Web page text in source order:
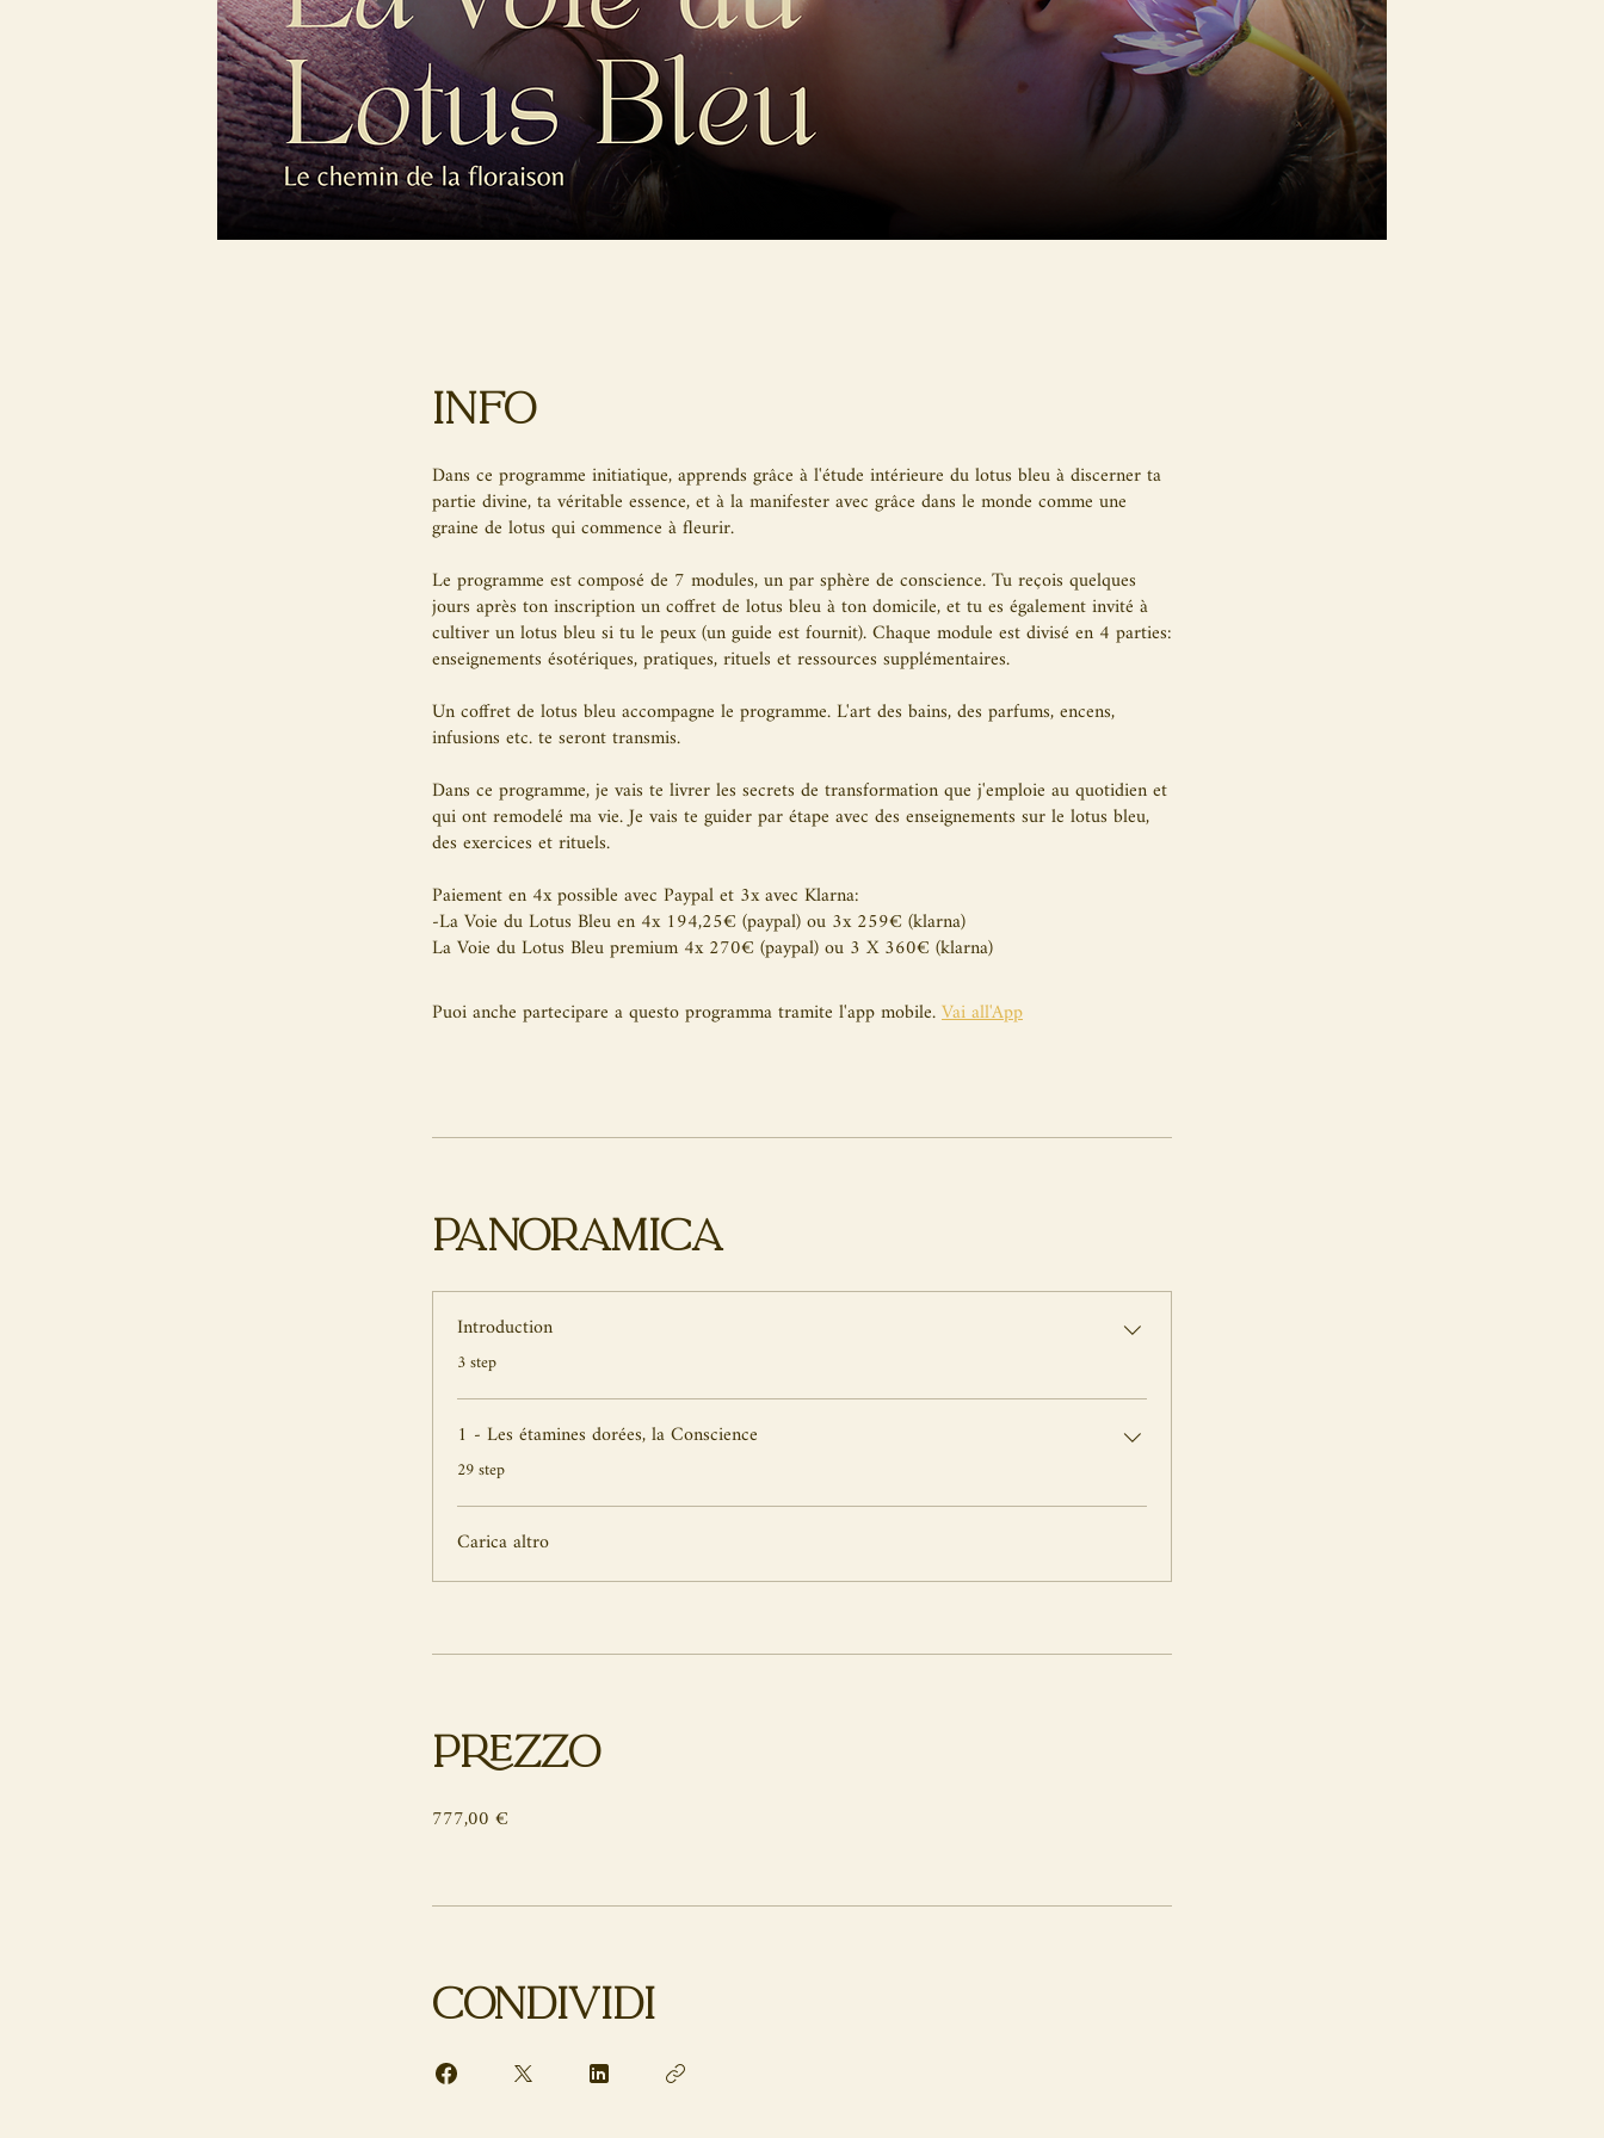
Info
Dans ce programme initiatique, apprends grâce à l'étude intérieure du lotus bleu à discerner ta
partie divine, ta véritable essence, et à la manifester avec grâce dans le monde comme une
graine de lotus qui commence à fleurir.
Le programme est composé de 7 modules, un par sphère de conscience. Tu reçois quelques
jours après ton inscription un coffret de lotus bleu à ton domicile, et tu es également invité à
cultiver un lotus bleu si tu le peux (un guide est fournit). Chaque module est divisé en 4 parties:
enseignements ésotériques, pratiques, rituels et ressources supplémentaires.
Un coffret de lotus bleu accompagne le programme. L'art des bains, des parfums, encens,
infusions etc. te seront transmis.
Dans ce programme, je vais te livrer les secrets de transformation que j'emploie au quotidien et
qui ont remodelé ma vie. Je vais te guider par étape avec des enseignements sur le lotus bleu,
des exercices et rituels.
Paiement en 4x possible avec Paypal et 3x avec Klarna:
-La Voie du Lotus Bleu en 4x 194,25€ (paypal) ou 3x 259€ (klarna)
La Voie du Lotus Bleu premium 4x 270€ (paypal) ou 3 X 360€ (klarna)
Puoi anche partecipare a questo programma tramite l'app mobile.Vai all'App
Panoramica
Introduction
.3 step
1 - Les étamines dorées, la Conscience
.29 step
Carica altro
Prezzo
777,00 €
Condividi